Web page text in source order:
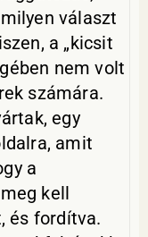
választ
a „kicsit
nem volt
számára.
egy
amit
a
kell
és fordítva.